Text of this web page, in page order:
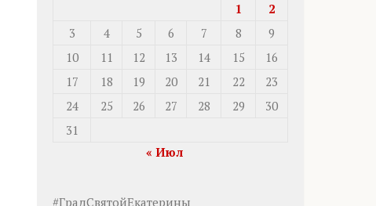
1
2
3
4 5 6 7 8
9
10
11 12 13 14 15
16
17
18 19 20 21 22
23
24
25 26 27 28 29
30
31
« Июл
#ГрадСвятойЕкатерины